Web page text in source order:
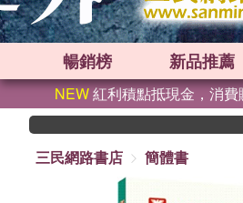
暢銷榜 新品推薦
NEW紅利積點抵現金，消
三民網路書店
簡體書